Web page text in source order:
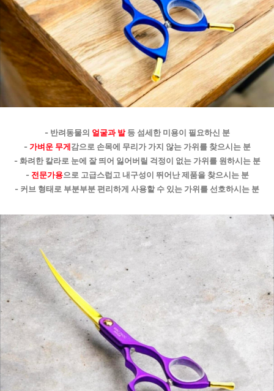
- 반려동물의 얼굴과 발 등 섬세한 미용이 필요하신 분
- 가벼운 무게감으로 손목에 무리가 가지 않는 가위를 찾으시는 분
- 화려한 칼라로 눈에 잘 띄어 잃어버릴 걱정이 없는 가위를 원하시는 분
- 전문가용으로 고급스럽고 내구성이 뛰어난 제품을 찾으시는 분
- 커브 형태로 부분부분 편리하게 사용할 수 있는 가위를 선호하시는 분